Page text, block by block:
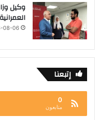
وكيل
08-06
إتبعنا
0
متابعون